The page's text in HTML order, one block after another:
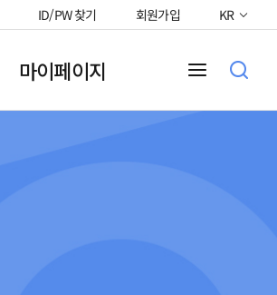
ID/PW 찾기 회원가입 KR
마이페이지